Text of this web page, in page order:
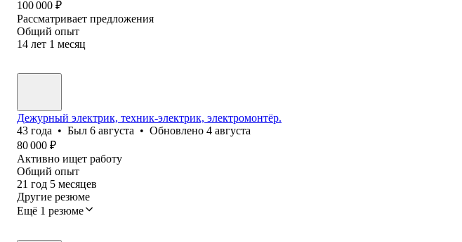
100 000 ₽
Рассматривает предложения
Общий опыт
14 лет 1 месяц
Дежурный электрик, техник-электрик, электромонтёр.
43 года • Был 6 августа • Обновлено 4 августа
80 000 ₽
Активно ищет работу
Общий опыт
21 год 5 месяцев
Другие резюме
Ещё 1 резюме